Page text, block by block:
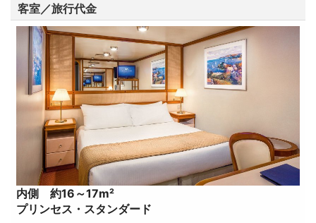
客室／旅行代金
内側 約16～17m²
プリンセス・スタンダード